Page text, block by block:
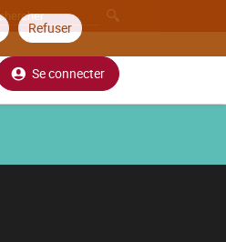
Refuser
Se connecter